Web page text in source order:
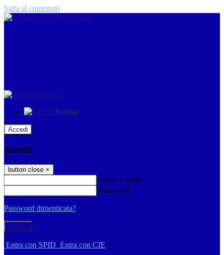
Salta al contenuto
Italiano
Italiano
Accedi
Accedi
button close ×
Nome Utente
Password
Password dimenticata?
-
Entra con SPID Entra con CIE